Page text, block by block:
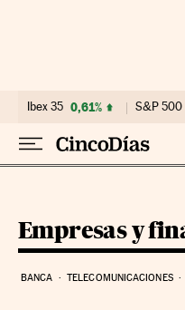
Ibex 35 0,61% S&P 500
Empresas y
BANCA TELECOMUNICACIONES